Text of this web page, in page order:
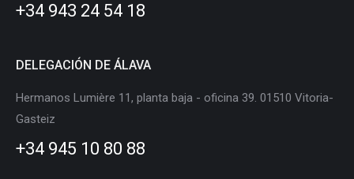
windowwindowwindowwindowwindow
+34 943 24 54 18
DELEGACIÓN DE ÁLAVA
Hermanos Lumière 11, planta baja - oficina 39. 01510 Vitoria-
Gasteiz
+34 945 10 80 88